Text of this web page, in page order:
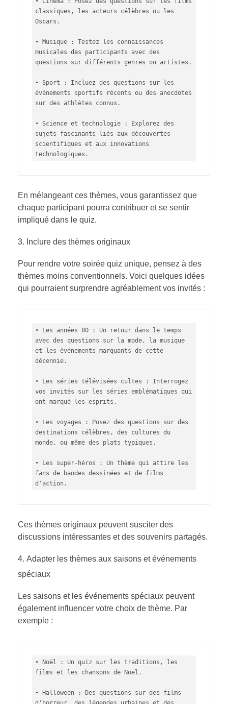
classiques, les acteurs célèbres ou les
Oscars.
• Musique : Testez les connaissances
musicales des participants avec des
questions sur différents genres ou artistes.
• Sport : Incluez des questions sur les
événements sportifs récents ou des anecdotes
sur des athlètes connus.
• Science et technologie : Explorez des
sujets fascinants liés aux découvertes
scientifiques et aux innovations
technologiques.
En mélangeant ces thèmes, vous garantissez que
chaque participant pourra contribuer et se sentir
impliqué dans le quiz.
Inclure des thèmes originaux
Pour rendre votre soirée quiz unique, pensez à des
thèmes moins conventionnels. Voici quelques idées
qui pourraient surprendre agréablement vos invités :
• Les années 80 : Un retour dans le temps
avec des questions sur la mode, la musique
et les événements marquants de cette
décennie.
• Les séries télévisées cultes : Interrogez
vos invités sur les séries emblématiques qui
ont marqué les esprits.
• Les voyages : Posez des questions sur des
destinations célèbres, des cultures du
monde, ou même des plats typiques.
• Les super-héros : Un thème qui attire les
fans de bandes dessinées et de films
d'action.
Ces thèmes originaux peuvent susciter des
discussions intéressantes et des souvenirs partagés.
Adapter les thèmes aux saisons et événements
spéciaux
Les saisons et les événements spéciaux peuvent
également influencer votre choix de thème. Par
exemple :
• Noël : Un quiz sur les traditions, les
films et les chansons de Noël.
• Halloween : Des questions sur des films